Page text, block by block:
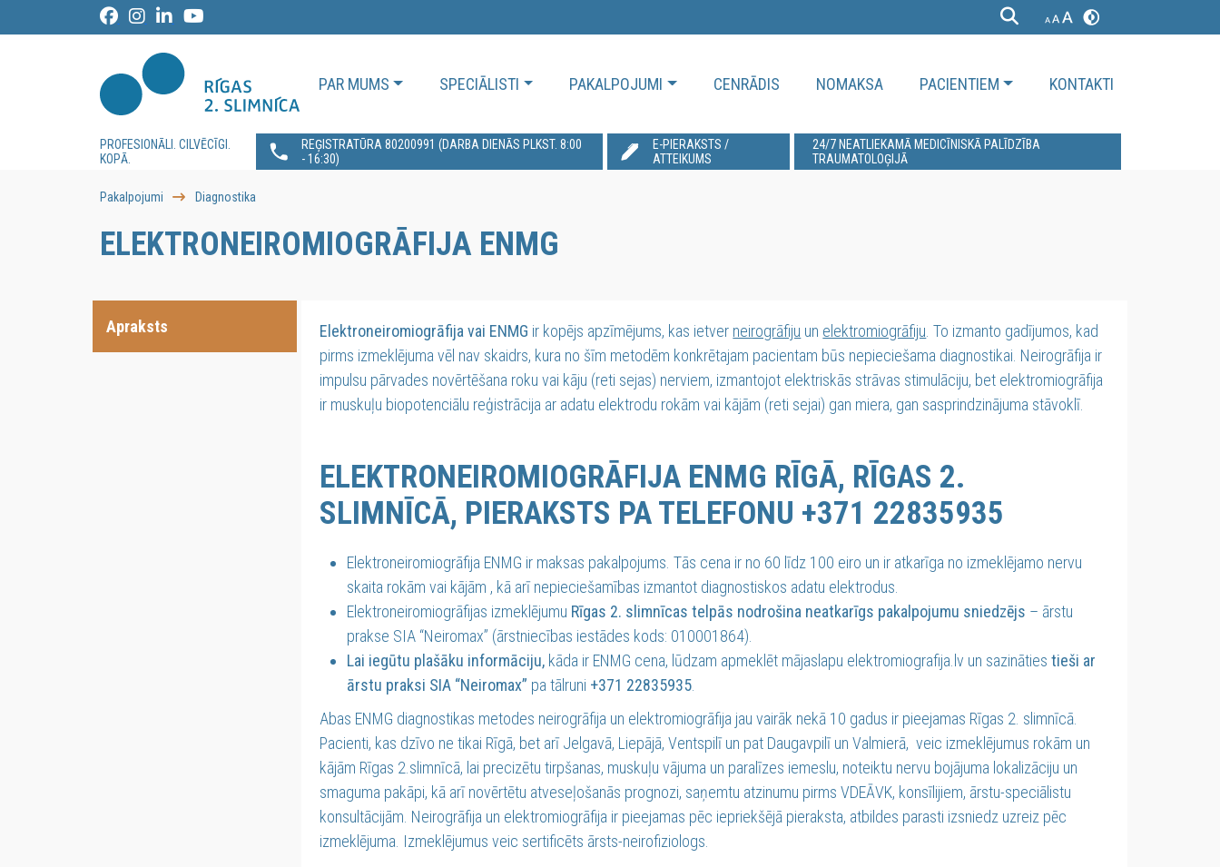
PAR MUMS SPECIĀLISTI PAKALPOJUMI CENRĀDIS NOMAKSA PACIENTIEM KONTAKTI
PROFESIONĀLI. CILVĒCĪGI.
KOPĀ.
REĢISTRATŪRA 80200991‬ (DARBA DIENĀS PLKST. 8:00
- 16:30)
E-PIERAKSTS /
ATTEIKUMS
24/7 NEATLIEKAMĀ MEDICĪNISKĀ PALĪDZĪBA
TRAUMATOLOĢIJĀ
Pakalpojumi Diagnostika
ELEKTRONEIROMIOGRĀFIJA ENMG
Apraksts Elektroneiromiogrāfija vai ENMG ir kopējs apzīmējums, kas ietver neirogrāfiju un elektromiogrāfiju. To izmanto gadījumos, kad
pirms izmeklējuma vēl nav skaidrs, kura no šīm metodēm konkrētajam pacientam būs nepieciešama diagnostikai. Neirogrāfija ir
impulsu pārvades novērtēšana roku vai kāju (reti sejas) nerviem, izmantojot elektriskās strāvas stimulāciju, bet elektromiogrāfija
ir muskuļu biopotenciālu reģistrācija ar adatu elektrodu rokām vai kājām (reti sejai) gan miera, gan sasprindzinājuma stāvoklī.
ELEKTRONEIROMIOGRĀFIJA ENMG RĪGĀ, RĪGAS 2.
SLIMNĪCĀ, PIERAKSTS PA TELEFONU +371 22835935
Elektroneiromiogrāfija ENMG ir maksas pakalpojums. Tās cena ir no 60 līdz 100 eiro un ir atkarīga no izmeklējamo nervu
skaita rokām vai kājām , kā arī nepieciešamības izmantot diagnostiskos adatu elektrodus.
Elektroneiromiogrāfijas izmeklējumu Rīgas 2. slimnīcas telpās nodrošina neatkarīgs pakalpojumu sniedzējs – ārstu
prakse SIA “Neiromax” (ārstniecības iestādes kods: 010001864).
Lai iegūtu plašāku informāciju, kāda ir ENMG cena, lūdzam apmeklēt mājaslapu elektromiografija.lv un sazinātiestieši ar
ārstu praksi SIA “Neiromax” pa tālruni +371 22835935.
Abas ENMG diagnostikas metodes neirogrāfija un elektromiogrāfija jau vairāk nekā 10 gadus ir pieejamas Rīgas 2. slimnīcā.
Pacienti, kas dzīvo ne tikai Rīgā, bet arī Jelgavā, Liepājā, Ventspilī un pat Daugavpilī un Valmierā, veic izmeklējumus rokām un
kājām Rīgas 2.slimnīcā, lai precizētu tirpšanas, muskuļu vājuma un paralīzes iemeslu, noteiktu nervu bojājuma lokalizāciju un
smaguma pakāpi, kā arī novērtētu atveseļošanās prognozi, saņemtu atzinumu pirms VDEĀVK, konsīlijiem, ārstu-speciālistu
konsultācijām. Neirogrāfija un elektromiogrāfija ir pieejamas pēc iepriekšējā pieraksta, atbildes parasti izsniedz uzreiz pēc
izmeklējuma. Izmeklējumus veic sertificēts ārsts-neirofiziologs.